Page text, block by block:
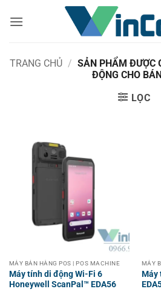
qua
TRANG CHỦ / SẢN PHẨM ĐƯỢC
ĐỘNG CHO
LỌC
MÁY BÁN HÀNG POS | POS MACHINE
Máy tính di động Wi-Fi 6
Honeywell ScanPal™ EDA56
MÁY
Máy